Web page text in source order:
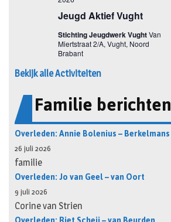
Bekijk alle Activiteiten
Familie berichten
Overleden: Annie Bolenius – Berkelmans
26 juli 2026
familie
Overleden: Jo van Geel – van Oort
9 juli 2026
Corine van Strien